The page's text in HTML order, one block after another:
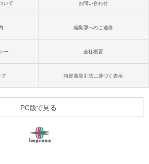
いて お問い合わせ
編集部へのご連絡
ー 会社概要
プ 特定商取引法に基づく表示
PC版で見る